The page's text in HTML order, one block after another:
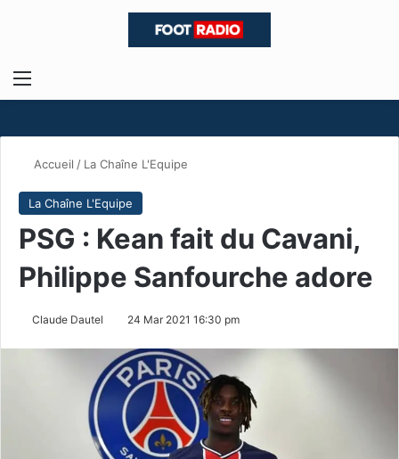
Menu
Accueil / La Chaîne L'Equipe
La Chaîne L'Equipe
PSG : Kean fait du Cavani,
Philippe Sanfourche adore
Claude Dautel 24 Mar 2021 16:30 pm